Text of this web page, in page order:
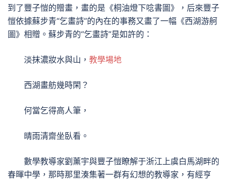
到了豐子愷的贈畫，畫的是《桐油燈下唸書圖》，后來豐子
愷依據蘇步青“乞畫詩”的內在的事務又畫了一幅《西湖游舸
圖》相贈。蘇步青的“乞畫詩”是如許的：
淡抹濃妝水與山， 教學場地
西湖畫舫幾時閑？
何當乞得高人筆，
晴雨清齋坐臥看。
數學教導家劉薰宇與豐子愷瞭解于浙江上虞白馬湖畔的
春暉中學，那時那里湊集著一群有幻想的教導家，有經亨